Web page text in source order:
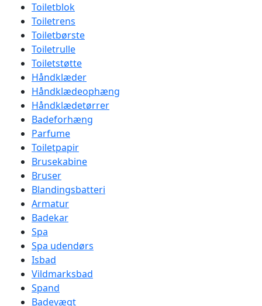
Toiletblok
Toiletrens
Toiletbørste
Toiletrulle
Toiletstøtte
Håndklæder
Håndklædeophæng
Håndklædetørrer
Badeforhæng
Parfume
Toiletpapir
Brusekabine
Bruser
Blandingsbatteri
Armatur
Badekar
Spa
Spa udendørs
Isbad
Vildmarksbad
Spand
Badevægt